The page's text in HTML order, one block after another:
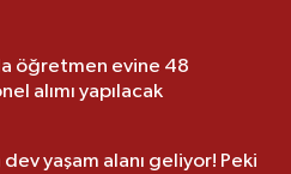
öğretmen evine 48
alımı yapılacak
yaşam alanı geliyor! Peki